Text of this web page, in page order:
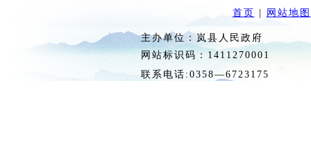
首页 网站地图
主办单位：岚县人民政府
网站标识码：
联系电话